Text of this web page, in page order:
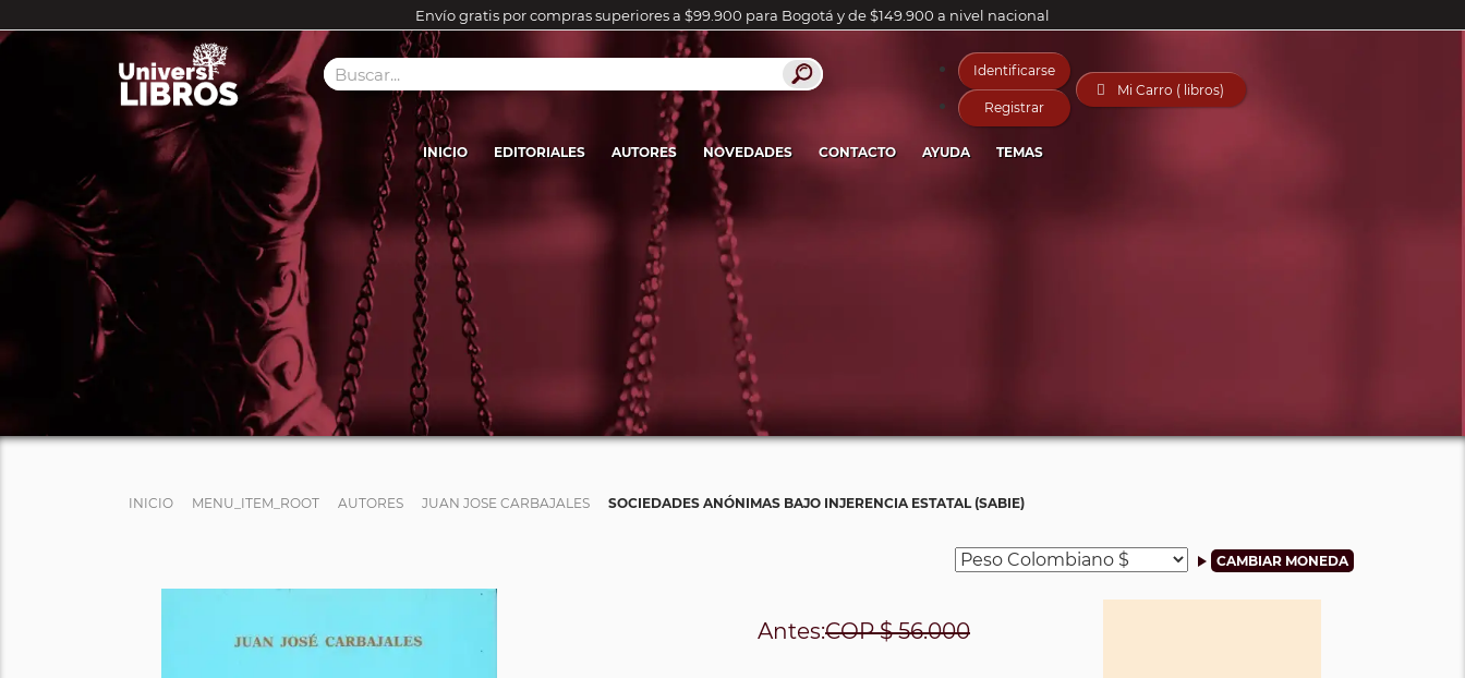
Envío gratis por compras superiores a $99.900 para Bogotá y de $149.900 a nivel nacional
Identificarse
Registrar
 Mi Carro ( libros)
INICIO EDITORIALES AUTORES NOVEDADES CONTACTO AYUDA TEMAS
INICIO MENU_ITEM_ROOT AUTORES JUAN JOSE CARBAJALES SOCIEDADES ANÓNIMAS BAJO INJERENCIA ESTATAL (SABIE)
Antes:COP$ 56.000